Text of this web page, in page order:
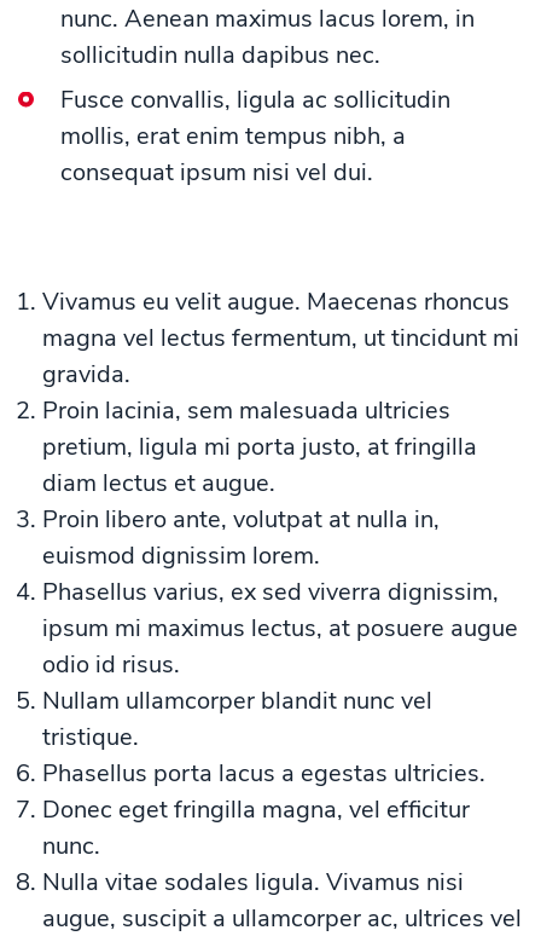
nunc. Aenean maximus lacus lorem, in
sollicitudin nulla dapibus nec.
Fusce convallis, ligula ac sollicitudin
mollis, erat enim tempus nibh, a
consequat ipsum nisi vel dui.
Vivamus eu velit augue. Maecenas rhoncus
magna vel lectus fermentum, ut tincidunt mi
gravida.
Proin lacinia, sem malesuada ultricies
pretium, ligula mi porta justo, at fringilla
diam lectus et augue.
Proin libero ante, volutpat at nulla in,
euismod dignissim lorem.
Phasellus varius, ex sed viverra dignissim,
ipsum mi maximus lectus, at posuere augue
odio id risus.
Nullam ullamcorper blandit nunc vel
tristique.
Phasellus porta lacus a egestas ultricies.
Donec eget fringilla magna, vel efficitur
nunc.
Nulla vitae sodales ligula. Vivamus nisi
augue, suscipit a ullamcorper ac, ultrices vel